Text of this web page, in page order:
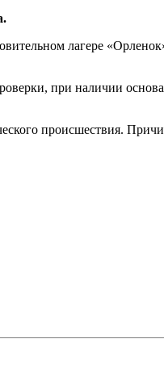
лагере
при наличии
происшествия.